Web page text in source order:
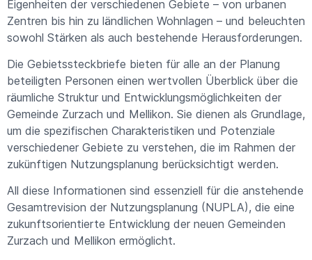
Eigenheiten der verschiedenen Gebiete – von urbanen
Zentren bis hin zu ländlichen Wohnlagen – und beleuchten
sowohl Stärken als auch bestehende Herausforderungen.
Die Gebietssteckbriefe bieten für alle an der Planung
beteiligten Personen einen wertvollen Überblick über die
räumliche Struktur und Entwicklungsmöglichkeiten der
Gemeinde Zurzach und Mellikon. Sie dienen als Grundlage,
um die spezifischen Charakteristiken und Potenziale
verschiedener Gebiete zu verstehen, die im Rahmen der
zukünftigen Nutzungsplanung berücksichtigt werden.
All diese Informationen sind essenziell für die anstehende
Gesamtrevision der Nutzungsplanung (NUPLA), die eine
zukunftsorientierte Entwicklung der neuen Gemeinden
Zurzach und Mellikon ermöglicht.